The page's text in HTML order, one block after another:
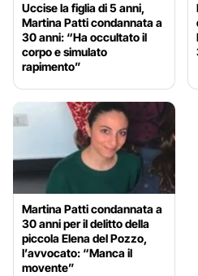
Uccise la figlia di 5 anni,
Martina Patti condannata a
30 anni: “Ha occultato il
corpo e simulato
rapimento”
Martina Patti condannata a
30 anni per il delitto della
piccola Elena del Pozzo,
l’avvocato: “Manca il
movente”